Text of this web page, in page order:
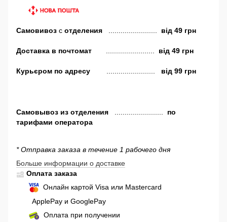
Самовивоз с отделения ........................ від 49 грн
Доставка в почтомат ........................ від 49 грн
Курьєром по адресу ........................ від 99 грн
Самовывоз из отделения ........................ по
тарифами оператора
* Отправка заказа в течение 1 рабочего дня
Больше информации о доставке
Оплата заказа
Онлайн картой Visa или Mastercard
ApplePay и GooglePay
Оплата при получении